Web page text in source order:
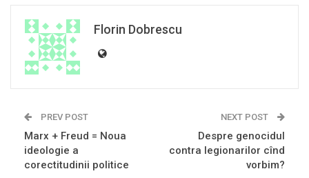
Florin Dobrescu
PREV POST
Marx + Freud = Noua
ideologie a
corectitudinii politice
NEXT POST
Despre genocidul
contra legionarilor cînd
vorbim?